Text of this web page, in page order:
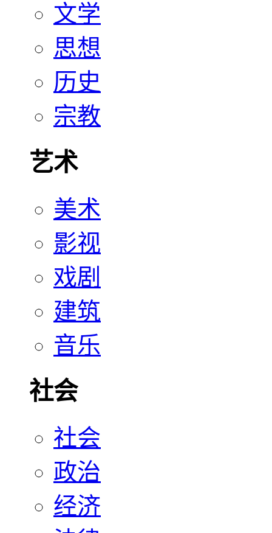
文学
思想
历史
宗教
艺术
美术
影视
戏剧
建筑
音乐
社会
社会
政治
经济